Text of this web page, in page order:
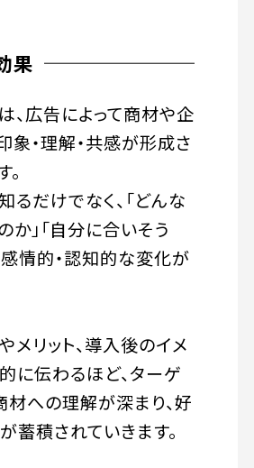
果
、広告によって商材や企
象・理解・共感が形成さ
るだけでなく、「どんな
」「自分に合いそう
感情的・認知的な変化が
メリット、導入後のイメ
に伝わるほど、ターゲ
材への理解が深まり、好
蓄積されていきます。